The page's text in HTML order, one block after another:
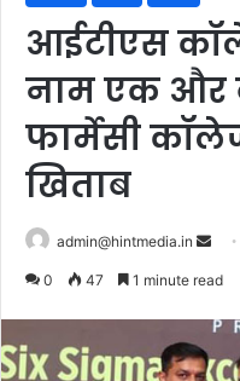
आईटीएस
नाम एक और
फार्मेसी
खिताब
admin@hintmedia.in
Send
0 47 1 minute read